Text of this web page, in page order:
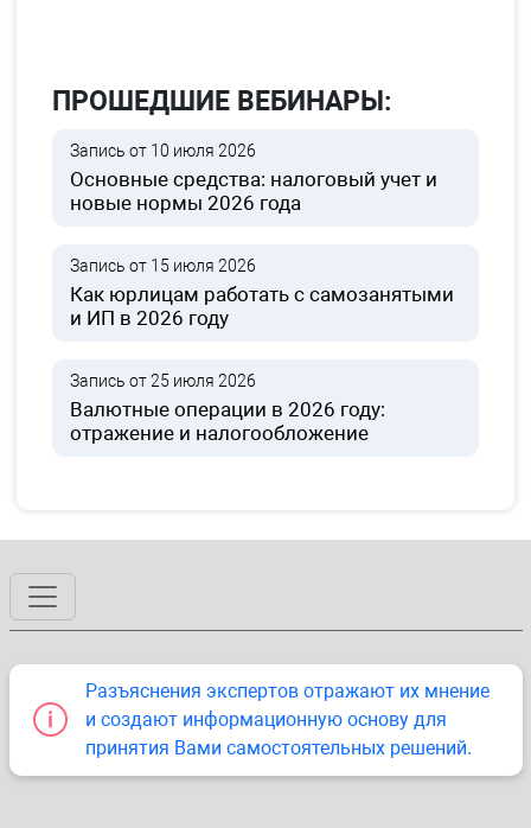
ПРОШЕДШИЕ ВЕБИНАРЫ:
Запись от 10 июля 2026
Основные средства: налоговый учет и
новые нормы 2026 года
Запись от 15 июля 2026
Как юрлицам работать с самозанятыми
и ИП в 2026 году
Запись от 25 июля 2026
Валютные операции в 2026 году:
отражение и налогообложение
Разъяснения экспертов отражают их мнение
и создают информационную основу для
принятия Вами самостоятельных решений.